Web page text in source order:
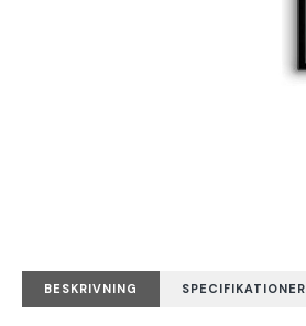
BESKRIVNING SPECIFIKATIONER